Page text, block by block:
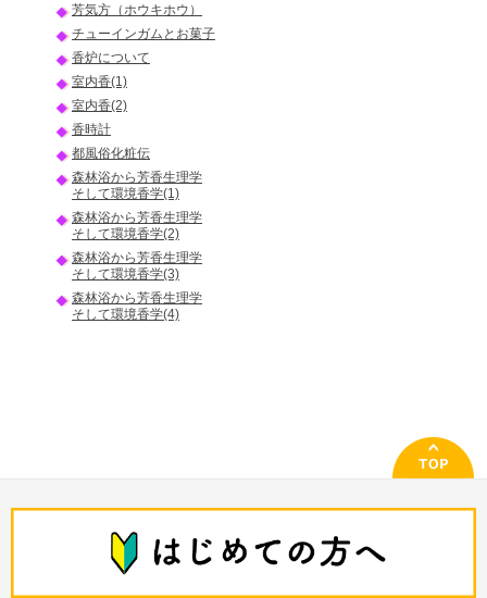
芳気方（ホウキホウ）
チューインガムとお菓子
香炉について
室内香(1)
室内香(2)
香時計
都風俗化粧伝
森林浴から芳香生理学
そして環境香学(1)
森林浴から芳香生理学
そして環境香学(2)
森林浴から芳香生理学
そして環境香学(3)
森林浴から芳香生理学
そして環境香学(4)